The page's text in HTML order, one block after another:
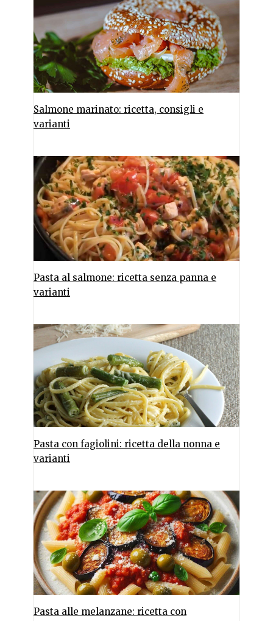
Salmone marinato: ricetta, consigli e
varianti
Pasta al salmone: ricetta senza panna e
varianti
Pasta con fagiolini: ricetta della nonna e
varianti
Pasta alle melanzane: ricetta con